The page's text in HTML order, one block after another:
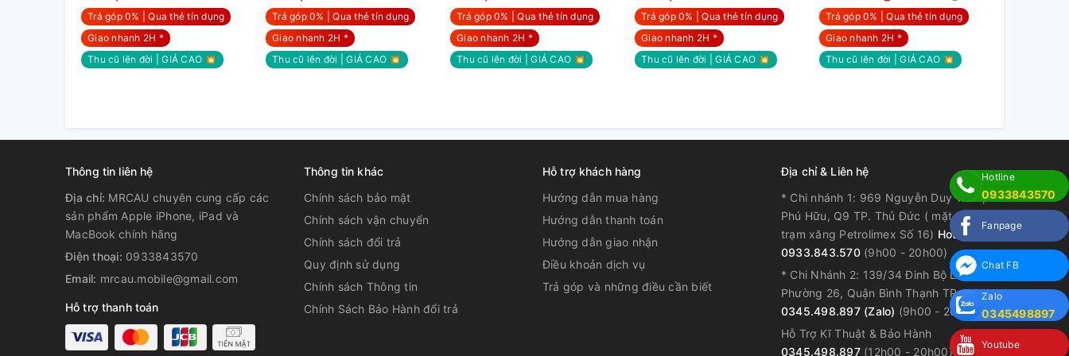
Tính năng mới này được Apple gọi làchế độ Night Mode
mang lại những bức ảnh "vượt xa mong
đợi" với độ sáng cao và chi tiết được giữ lại khá nhiều.
Trả góp 0% | Qua thẻ tín dụng
Giao nhanh 2H *
Thu cũ lên đời | GIÁ CAO 💥
Trả góp 0% | Qua thẻ tín dụng
Giao nhanh 2H *
Thu cũ lên đời | GIÁ CAO 💥
Trả góp 0% | Qua thẻ tín dụng
Giao nhanh 2H *
Thu cũ lên đời | GIÁ CAO 💥
Trả góp 0% | Qua thẻ tín dụng
Giao nhanh 2H *
Thu cũ lên đời | GIÁ CAO 💥
Trả góp 0% | Qua thẻ tín dụng
Giao nhanh 2H *
Thu cũ lên đời | GIÁ CAO 💥
Thông tin liên hệ
Địa chỉ: MRCAU chuyên cung cấp các
sản phẩm Apple iPhone, iPad và
MacBook chính hãng
Điện thoại: 0933843570
Email: mrcau.mobile@gmail.com
Hỗ trợ thanh toán
Thông tin khác
Chính sách bảo mật
Chính sách vận chuyển
Chính sách đổi trả
Quy định sử dụng
Chính sách Thông tin
Chính Sách Bảo Hành đổi trả
Hỗ trợ khách hàng
Hướng dẫn mua hàng
Hướng dẫn thanh toán
Hướng dẫn giao nhận
Điều khoản dịch vụ
Trả góp và những điều cần biết
Địa chỉ & Liên hệ
* Chi nhánh 1: 969 Nguyễn Duy Trinh, P.
Phú Hữu, Q9 TP. Thủ Đức ( mặt tiền, kế
trạm xăng Petrolimex Số 16) Hotline:
0933.843.570(9h00 - 20h00)
* Chi Nhánh 2: 139/34 Đinh Bộ Lĩnh,
Phường 26, Quận Bình Thạnh TP. HCM
0345.498.897 (Zalo) (9h00 - 20h00)
Hỗ Trợ Kĩ Thuật & Bảo Hành
0345.498.897(12h00 - 20h00)
Hotline
0933843570
Fanpage
Chat FB
Zalo
0345498897
Youtube